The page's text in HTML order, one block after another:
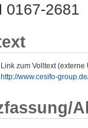
0167-2681
Link zum Volltext (externe
http://www.cesifo-